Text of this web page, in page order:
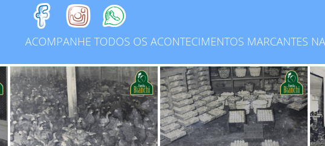
ACOMPANHE TODOS OS ACONTECIMENTOS MARCANTES